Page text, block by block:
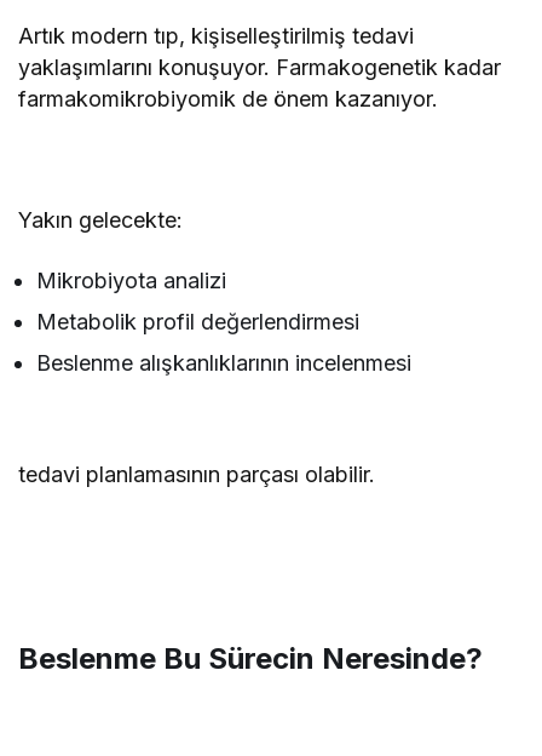
Artık modern tıp, kişiselleştirilmiş tedavi
yaklaşımlarını konuşuyor. Farmakogenetik kadar
farmakomikrobiyomik de önem kazanıyor.
Yakın gelecekte:
Mikrobiyota analizi
Metabolik profil değerlendirmesi
Beslenme alışkanlıklarının incelenmesi
tedavi planlamasının parçası olabilir.
Beslenme Bu Sürecin Neresinde?